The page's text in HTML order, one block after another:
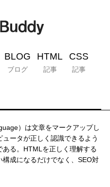
BLOG
ブログ
HTML
記事
CSS
記事
）は文章をマークアップし
ータが正しく認識できるよう
る。HTMLを正しく理解する
成になるだけでなく、SEO対